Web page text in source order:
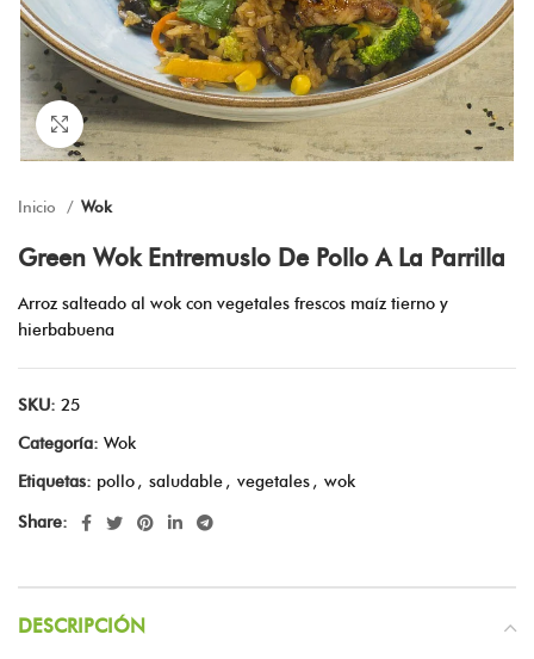
Click to enlarge
Inicio Wok
Green Wok Entremuslo De Pollo A La Parrilla
Arroz salteado al wok con vegetales frescos maíz tierno y
hierbabuena
SKU: 25
Categoría: Wok
Etiquetas: pollo , saludable , vegetales , wok
Share:
DESCRIPCIÓN